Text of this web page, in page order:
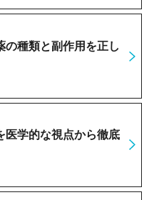
種類と副作用を正し
医学的な視点から徹底